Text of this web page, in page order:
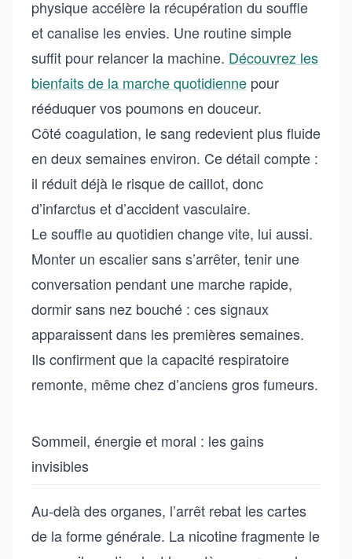
physique accélère la récupération du souffle
et canalise les envies. Une routine simple
suffit pour relancer la machine. Découvrez les
bienfaits de la marche quotidienne pour
rééduquer vos poumons en douceur.
Côté coagulation, le sang redevient plus fluide
en deux semaines environ. Ce détail compte :
il réduit déjà le risque de caillot, donc
d’infarctus et d’accident vasculaire.
Le souffle au quotidien change vite, lui aussi.
Monter un escalier sans s’arrêter, tenir une
conversation pendant une marche rapide,
dormir sans nez bouché : ces signaux
apparaissent dans les premières semaines.
Ils confirment que la capacité respiratoire
remonte, même chez d’anciens gros fumeurs.
Sommeil, énergie et moral : les gains
invisibles
Au-delà des organes, l’arrêt rebat les cartes
de la forme générale. La nicotine fragmente le